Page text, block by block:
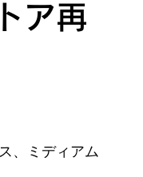
ア再
、ミディアム